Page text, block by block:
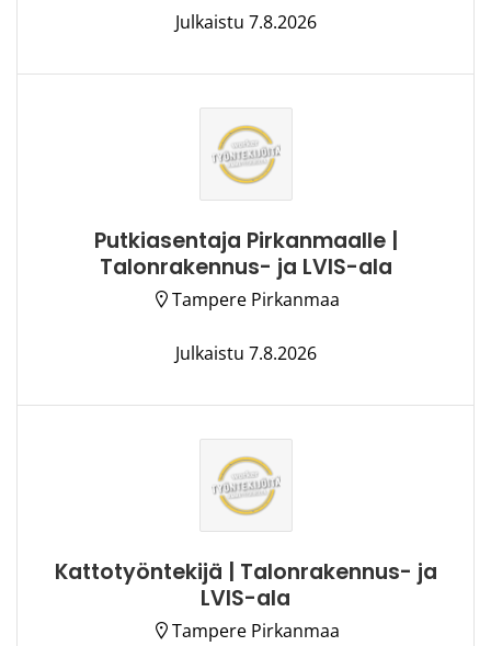
Julkaistu 7.8.2026
Putkiasentaja Pirkanmaalle |
Talonrakennus- ja LVIS-ala
Tampere Pirkanmaa
Julkaistu 7.8.2026
Kattotyöntekijä | Talonrakennus- ja
LVIS-ala
Tampere Pirkanmaa